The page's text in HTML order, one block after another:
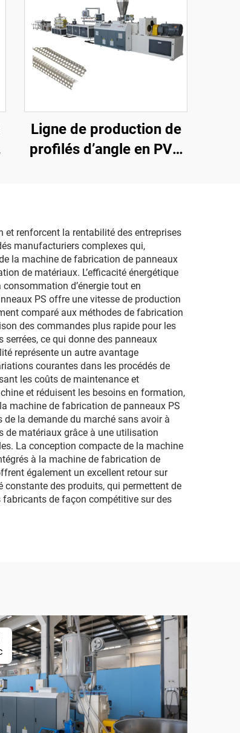
Ligne de production de
profilés d’angle en PVC
renforcent la rentabilité des entreprises
manufacturiers complexes qui,
la machine de fabrication de panneaux
de matériaux. L’efficacité énergétique
d’énergie tout en
PS offre une vitesse de production
comparé aux méthodes de fabrication
des commandes plus rapide pour les
ce qui donne des panneaux
représente un autre avantage
courantes dans les procédés de
les coûts de maintenance et
et réduisent les besoins en formation,
machine de fabrication de panneaux PS
la demande du marché sans avoir à
de matériaux grâce à une utilisation
La conception compacte de la machine
à la machine de fabrication de
également un excellent retour sur
constante des produits, qui permettent de
de façon compétitive sur des